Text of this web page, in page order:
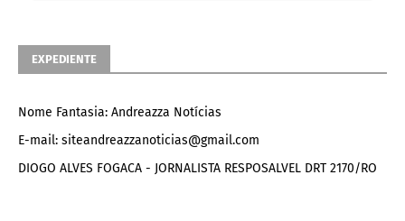
EXPEDIENTE
Nome Fantasia: Andreazza Notícias
E-mail: siteandreazzanoticias@gmail.com
DIOGO ALVES FOGACA - JORNALISTA RESPOSALVEL DRT 2170/RO